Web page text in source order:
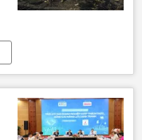
Ukraina